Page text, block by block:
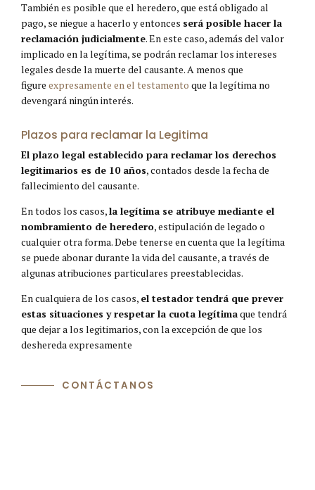
También es posible que el heredero, que está obligado al
pago, se niegue a hacerlo y entonces será posible hacer la
reclamación judicialmente. En este caso, además del valor
implicado en la legítima, se podrán reclamar los intereses
legales desde la muerte del causante. A menos que
figure expresamente en el testamento que la legítima no
devengará ningún interés.
Plazos para reclamar la Legitima
El plazo legal establecido para reclamar los derechos
legitimarios es de 10 años, contados desde la fecha de
fallecimiento del causante.
En todos los casos,la legítima se atribuye mediante el
nombramiento de heredero, estipulación de legado o
cualquier otra forma. Debe tenerse en cuenta que la legítima
se puede abonar durante la vida del causante, a través de
algunas atribuciones particulares preestablecidas.
En cualquiera de los casos, el testador tendrá que prever
estas situaciones y respetar la cuota legítimaque tendrá
que dejar a los legitimarios, con la excepción de que los
deshereda expresamente
CONTÁCTANOS